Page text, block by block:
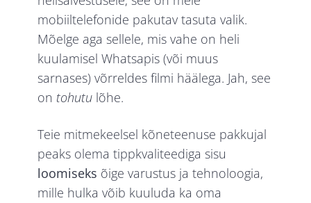
mobiiltelefonide pakutav tasuta valik.
Mõelge aga sellele, mis vahe on heli
kuulamisel Whatsapis (või muus
sarnases) võrreldes filmi häälega. Jah, see
on tohutu lõhe.
Teie mitmekeelsel kõneteenuse pakkujal
peaks olema tippkvaliteediga sisu
loomiseks õige varustus ja tehnoloogia,
mille hulka võib kuuluda ka oma